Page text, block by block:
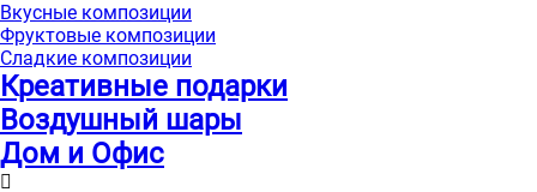
Вкусные композиции
Фруктовые композиции
Сладкие композиции
Креативные подарки
Воздушный шары
Дом и Офис